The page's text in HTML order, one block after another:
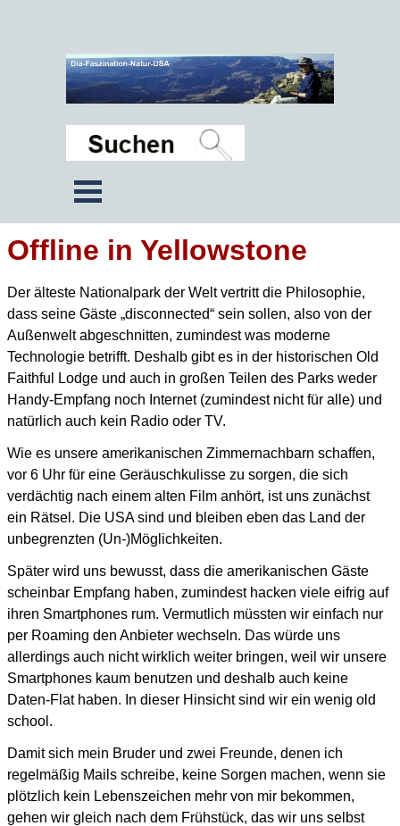
Offline in Yellowstone
Der älteste Nationalpark der Welt vertritt die Philosophie,
dass seine Gäste „disconnected“ sein sollen, also von der
Außenwelt abgeschnitten, zumindest was moderne
Technologie betrifft. Deshalb gibt es in der historischen Old
Faithful Lodge und auch in großen Teilen des Parks weder
Handy-Empfang noch Internet (zumindest nicht für alle) und
natürlich auch kein Radio oder TV.
Wie es unsere amerikanischen Zimmernachbarn schaffen,
vor 6 Uhr für eine Geräuschkulisse zu sorgen, die sich
verdächtig nach einem alten Film anhört, ist uns zunächst
ein Rätsel. Die USA sind und bleiben eben das Land der
unbegrenzten (Un-)Möglichkeiten.
Später wird uns bewusst, dass die amerikanischen Gäste
scheinbar Empfang haben, zumindest hacken viele eifrig auf
ihren Smartphones rum. Vermutlich müssten wir einfach nur
per Roaming den Anbieter wechseln. Das würde uns
allerdings auch nicht wirklich weiter bringen, weil wir unsere
Smartphones kaum benutzen und deshalb auch keine
Daten-Flat haben. In dieser Hinsicht sind wir ein wenig old
school.
Damit sich mein Bruder und zwei Freunde, denen ich
regelmäßig Mails schreibe, keine Sorgen machen, wenn sie
plötzlich kein Lebenszeichen mehr von mir bekommen,
gehen wir gleich nach dem Frühstück, das wir uns selbst